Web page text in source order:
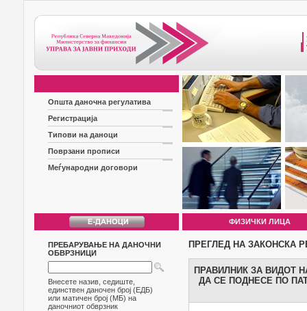
Општа даночна регулатива
Регистрација
Типови на даноци
Поврзани прописи
Меѓународни договори
ФИЗИЧКИ ЛИЦА
ПРЕБАРУВАЊЕ НА ДАНОЧНИ
ОБВРЗНИЦИ
Внесете назив, седиште,
единствен даночен број (ЕДБ)
или матичен број (МБ) на
даночниот обврзник
ПРЕГЛЕД НА ЗАКОНСКА
ПРАВИЛНИК ЗА ВИДОТ
ДА СЕ ПОДНЕСЕ ПО